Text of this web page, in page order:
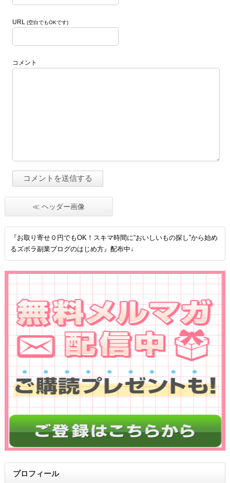
URL (空白でもOKです)
コメント
≪ ヘッダー画像
『お取り寄せ０円でもOK！スキマ時間に“おいしいもの探し”から始め
るズボラ副業ブログのはじめ方』配布中↓
プロフィール